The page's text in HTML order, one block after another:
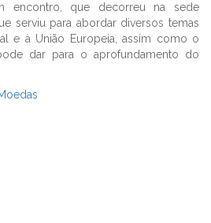
encontro, que decorreu na sede
serviu para abordar diversos temas
e à União Europeia, assim como o
dar para o aprofundamento do